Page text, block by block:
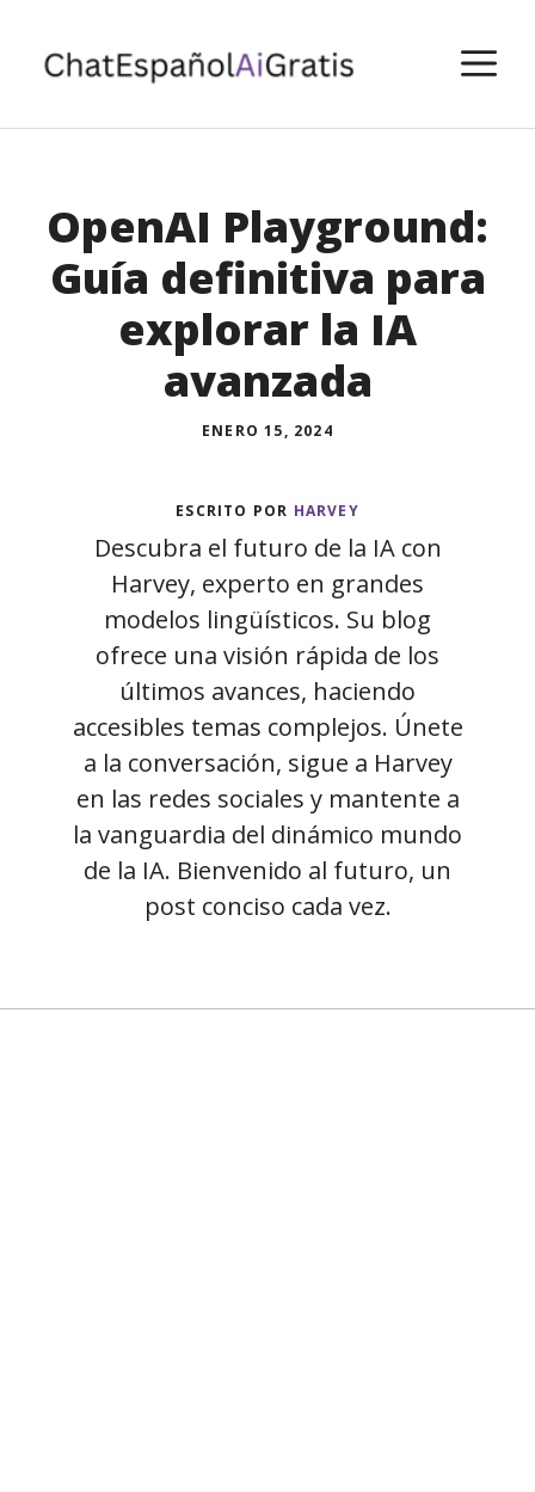
contenido
OpenAI Playground:
Guía definitiva para
explorar la IA
avanzada
ENERO 15, 2024
ESCRITO POR HARVEY
Descubra el futuro de la IA con
Harvey, experto en grandes
modelos lingüísticos. Su blog
ofrece una visión rápida de los
últimos avances, haciendo
accesibles temas complejos. Únete
a la conversación, sigue a Harvey
en las redes sociales y mantente a
la vanguardia del dinámico mundo
de la IA. Bienvenido al futuro, un
post conciso cada vez.